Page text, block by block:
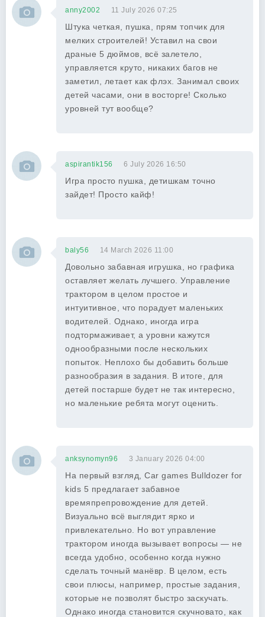
anny2002 11 July 2026 07:25
Штука четкая, пушка, прям топчик для
мелких строителей! Уставил на свои
драные 5 дюймов, всё залетело,
управляется круто, никаких багов не
заметил, летает как флэх. Занимал своих
детей часами, они в восторге! Сколько
уровней тут вообще?
aspirantik156 6 July 2026 16:50
Игра просто пушка, детишкам точно
зайдет! Просто кайф!
baly56 14 March 2026 11:00
Довольно забавная игрушка, но графика
оставляет желать лучшего. Управление
трактором в целом простое и
интуитивное, что порадует маленьких
водителей. Однако, иногда игра
подтормаживает, а уровни кажутся
однообразными после нескольких
попыток. Неплохо бы добавить больше
разнообразия в задания. В итоге, для
детей постарше будет не так интересно,
но маленькие ребята могут оценить.
anksynomyn96 3 January 2026 04:00
На первый взгляд, Car games Bulldozer for
kids 5 предлагает забавное
времяпрепровождение для детей.
Визуально всё выглядит ярко и
привлекательно. Но вот управление
трактором иногда вызывает вопросы — не
всегда удобно, особенно когда нужно
сделать точный манёвр. В целом, есть
свои плюсы, например, простые задания,
которые не позволят быстро заскучать.
Однако иногда становится скучновато, как